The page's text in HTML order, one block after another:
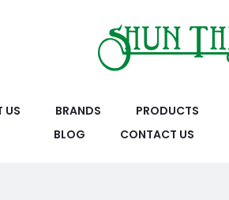
US BRANDS PRODUCTS
BLOG
CONTACT US